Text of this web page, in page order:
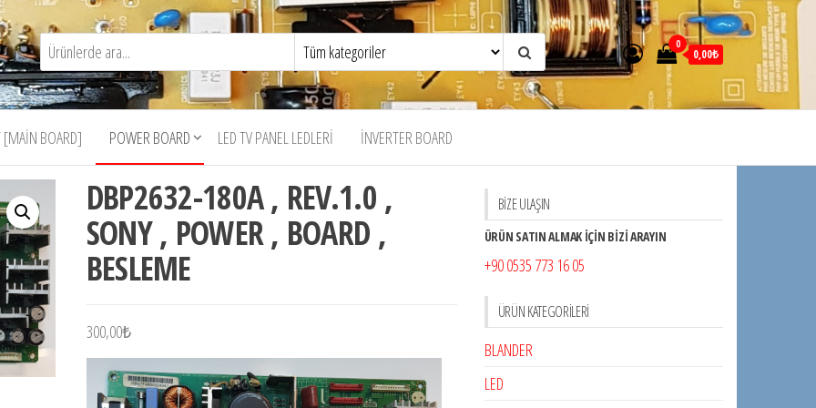
0
0,00₺
[MAIN BOARD] POWER BOARD LED TV PANEL LEDLERI İNVERTER BOARD
DBP2632-180A , REV.1.0 ,
SONY , POWER , BOARD ,
BESLEME
300,00₺
BİZE ULAŞIN
ÜRÜN SATIN ALMAK İÇİN BİZİ ARAYIN
+90 0535 773 16 05
ÜRÜN KATEGORILERI
BLANDER
LED